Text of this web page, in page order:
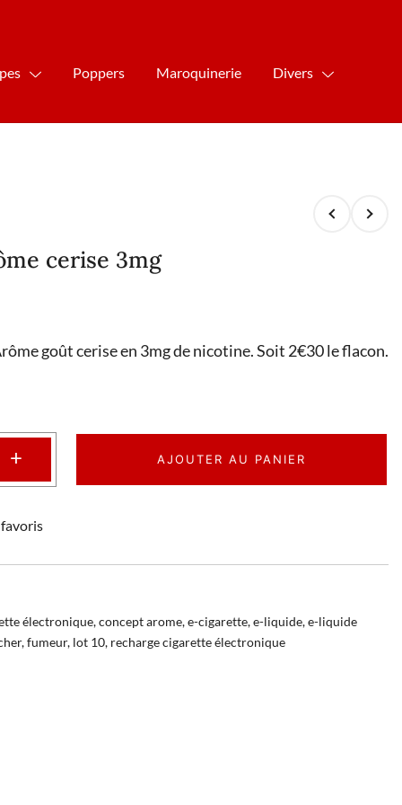
Poppers Maroquinerie Divers
cerise 3mg
goût cerise en 3mg de nicotine. Soit 2€30 le flacon.
+ AJOUTER AU PANIER
électronique,concept arome,e-cigarette,e-liquide,e-liquide
,fumeur, lot 10, recharge cigarette électronique